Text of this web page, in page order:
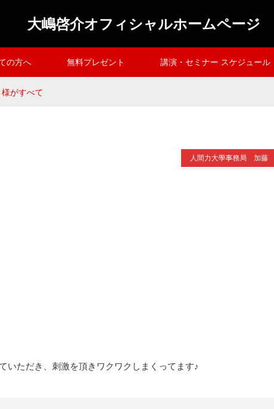
大嶋啓介オフィシャルホームページ
の方へ 無料プレゼント 講演・セミナー スケジュール
がすべて
人間力大學事務局 加藤
いただき、刺激を頂きワクワクしまくってます♪